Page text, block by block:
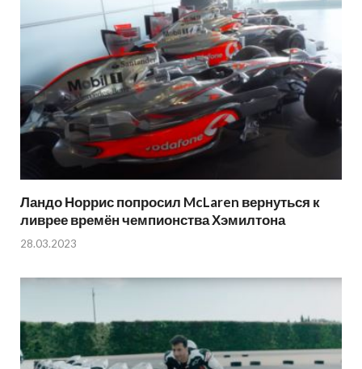
Ландо Норрис попросил McLaren вернуться к
ливрее времён чемпионства Хэмилтона
28.03.2023